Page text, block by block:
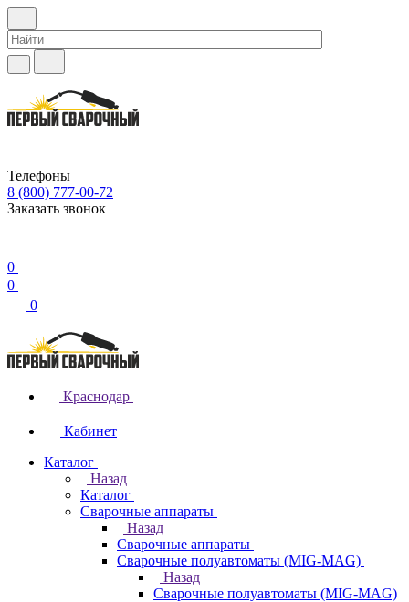
Телефоны
8 (800) 777-00-72
Заказать звонок
0
0
0
Краснодар
Кабинет
Каталог
Назад
Каталог
Сварочные аппараты
Назад
Сварочные аппараты
Сварочные полуавтоматы (MIG-MAG)
Назад
Сварочные полуавтоматы (MIG-MAG)